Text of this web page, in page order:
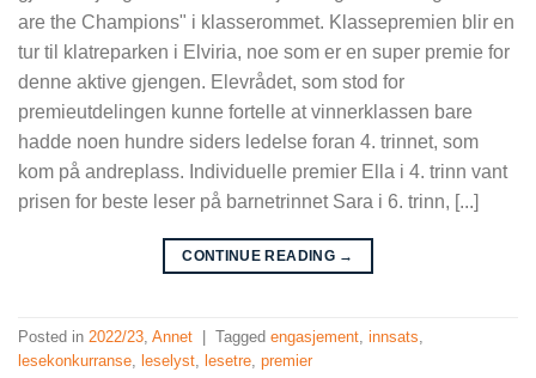
are the Champions" i klasserommet. Klassepremien blir en
tur til klatreparken i Elviria, noe som er en super premie for
denne aktive gjengen. Elevrådet, som stod for
premieutdelingen kunne fortelle at vinnerklassen bare
hadde noen hundre siders ledelse foran 4. trinnet, som
kom på andreplass. Individuelle premier Ella i 4. trinn vant
prisen for beste leser på barnetrinnet Sara i 6. trinn, [...]
CONTINUE READING →
Posted in 2022/23, Annet Tagged engasjement, innsats,
lesekonkurranse, leselyst, lesetre, premier